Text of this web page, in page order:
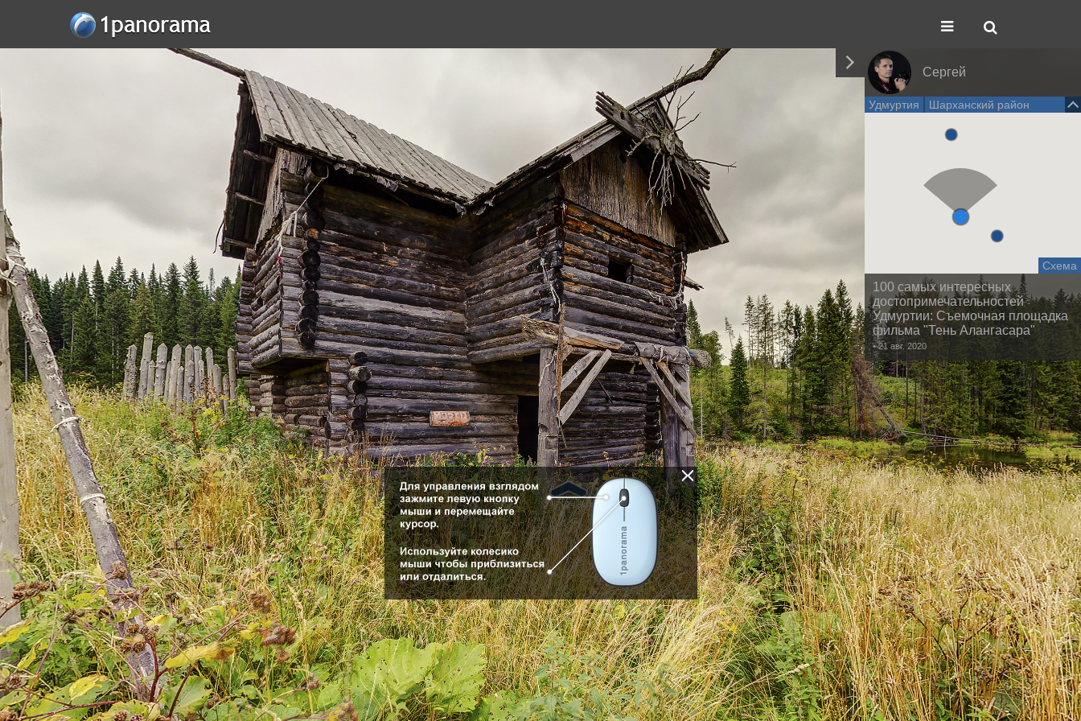
Сергей
Удмуртия Шарханский район
Схема
100 самых интересных
достопримечательностей
Удмуртии: Съемочная площадка
фильма "Тень Алангасара"
• 21 авг. 2020